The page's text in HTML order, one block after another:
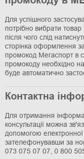
Для успішного
потрібно вибрати товар
після чого слід
сторінка оформлення
промокод Мегаспорт в
промокоду необхідно
буде автоматично
Контактна
Для отримання
консультації можна
допомогою
зателефонувавши за
073 075 07 07, 0 800